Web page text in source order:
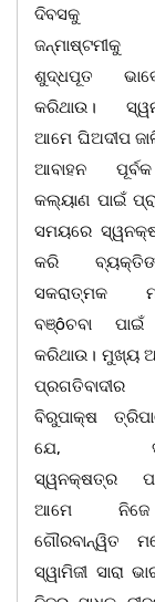
ଦିବସକୁ
ଶୁଦ୍ଧପୂତ
କରିଥାଉ।
ଆମେ ଘିଅଦୀପ
ଆବାହନ
କଲ୍ୟାଣ ପାଇଁ
ସମୟରେ
କରି
ସକରାତ୍ମକ
ବଞ୍ôଚବା ପାଇଁ
କରିଥାଉ। ମୁଖ୍ୟ
ପ୍ରଗତିବାଦୀର
ବିରୁପାକ୍ଷ
ଯେ,
ସ୍ୱନକ୍ଷତ୍ର
ଆମେ
ଗୌରବାନ୍ୱିତ
ସ୍ୱାମିଜୀ ସାରା